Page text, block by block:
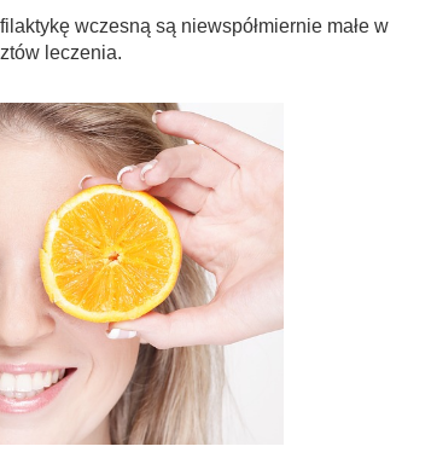
wczesną są niewspółmiernie małe w
leczenia.